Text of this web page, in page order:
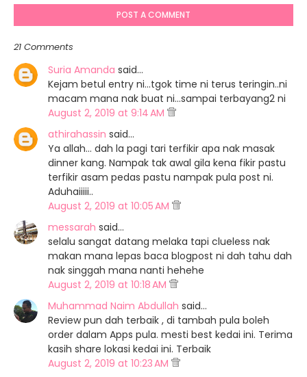
POST A COMMENT
21 Comments
Suria Amanda said…
Kejam betul entry ni...tgok time ni terus teringin..ni
macam mana nak buat ni...sampai terbayang2 ni
August 2, 2019 at 9:14 AM
athirahassin said…
Ya allah... dah la pagi tari terfikir apa nak masak
dinner kang. Nampak tak awal gila kena fikir pastu
terfikir asam pedas pastu nampak pula post ni.
Aduhaiiiii..
August 2, 2019 at 10:05 AM
messarah said…
selalu sangat datang melaka tapi clueless nak
makan mana lepas baca blogpost ni dah tahu dah
nak singgah mana nanti hehehe
August 2, 2019 at 10:18 AM
Muhammad Naim Abdullah said…
Review pun dah terbaik , di tambah pula boleh
order dalam Apps pula. mesti best kedai ini. Terima
kasih share lokasi kedai ini. Terbaik
August 2, 2019 at 10:23 AM